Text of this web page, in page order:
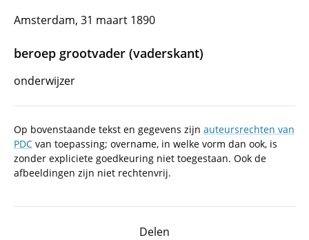
Amsterdam, 31 maart 1890
beroep grootvader (vaderskant)
onderwijzer
Op bovenstaande tekst en gegevens zijn auteursrechten van
PDC van toepassing; overname, in welke vorm dan ook, is
zonder expliciete goedkeuring niet toegestaan. Ook de
afbeeldingen zijn niet rechtenvrij.
Delen